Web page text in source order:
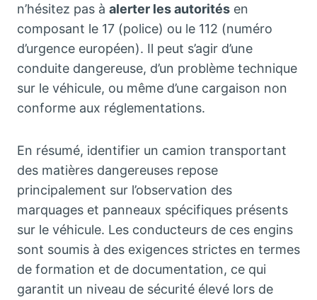
n’hésitez pas à alerter les autorités en
composant le 17 (police) ou le 112 (numéro
d’urgence européen). Il peut s’agir d’une
conduite dangereuse, d’un problème technique
sur le véhicule, ou même d’une cargaison non
conforme aux réglementations.
En résumé, identifier un camion transportant
des matières dangereuses repose
principalement sur l’observation des
marquages et panneaux spécifiques présents
sur le véhicule. Les conducteurs de ces engins
sont soumis à des exigences strictes en termes
de formation et de documentation, ce qui
garantit un niveau de sécurité élevé lors de